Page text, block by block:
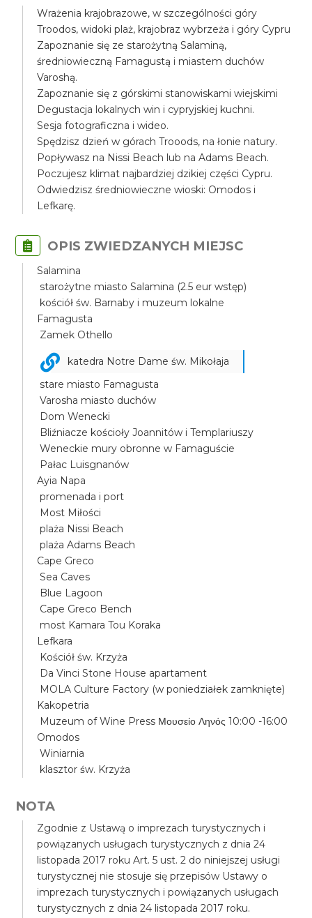
Wrażenia krajobrazowe, w szczególności góry
Troodos, widoki plaż, krajobraz wybrzeża i góry Cypru
Zapoznanie się ze starożytną Salaminą,
średniowieczną Famagustą i miastem duchów
Varoshą.
Zapoznanie się z górskimi stanowiskami wiejskimi
Degustacja lokalnych win i cypryjskiej kuchni.
Sesja fotograficzna i wideo.
Spędzisz dzień w górach Trooods, na łonie natury.
Popływasz na Nissi Beach lub na Adams Beach.
Poczujesz klimat najbardziej dzikiej części Cypru.
Odwiedzisz średniowieczne wioski: Omodos i
Lefkarę.
OPIS ZWIEDZANYCH MIEJSC
Salamina
starożytne miasto Salamina (2.5 eur wstęp)
kościół św. Barnaby i muzeum lokalne
Famagusta
Zamek Othello
katedra Notre Dame św. Mikołaja
stare miasto Famagusta
Varosha miasto duchów
Dom Wenecki
Bliźniacze kościoły Joannitów i Templariuszy
Weneckie mury obronne w Famaguście
Pałac Luisgnanów
Ayia Napa
promenada i port
Most Miłości
plaża Nissi Beach
plaża Adams Beach
Cape Greco
Sea Caves
Blue Lagoon
Cape Greco Bench
most Kamara Tou Koraka
Lefkara
Kościół św. Krzyża
Da Vinci Stone House apartament
MOLA Culture Factory (w poniedziałek zamknięte)
Kakopetria
Muzeum of Wine Press Μουσείο Ληνός 10:00 -16:00
Omodos
Winiarnia
klasztor św. Krzyża
NOTA
Zgodnie z Ustawą o imprezach turystycznych i
powiązanych usługach turystycznych z dnia 24
listopada 2017 roku Art. 5 ust. 2 do niniejszej usługi
turystycznej nie stosuje się przepisów Ustawy o
imprezach turystycznych i powiązanych usługach
turystycznych z dnia 24 listopada 2017 roku.